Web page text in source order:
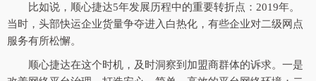
比如说，顺心捷达5年发展历程中的重要转折点：2019年。
当时，头部快运企业货量争夺进入白热化，有些企业对二级网点
服务有所松懈。
顺心捷达在这个时机，及时洞察到加盟商群体的诉求。一是